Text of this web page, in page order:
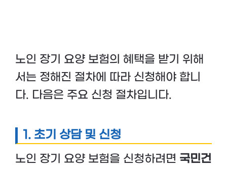
노인 장기 요양 보험의 혜택을 받기 위해
서는 정해진 절차에 따라 신청해야 합니
다. 다음은 주요 신청 절차입니다.
1. 초기 상담 및 신청
노인 장기 요양 보험을 신청하려면 국민건